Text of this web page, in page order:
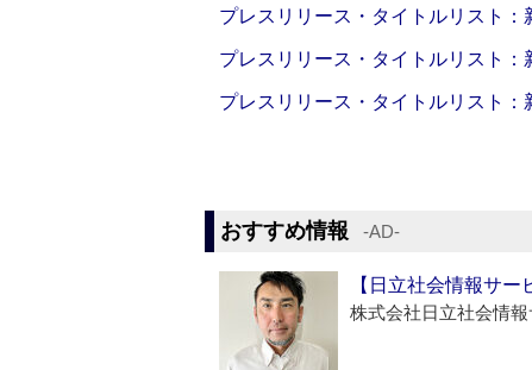
プレスリリース・タイトルリスト
プレスリリース・タイトルリスト
プレスリリース・タイトルリスト
おすすめ情報 ‐AD‐
【日立社会情報サ
株式会社日立社会情報